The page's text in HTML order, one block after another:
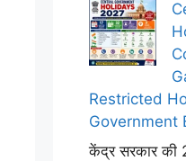
Restricted
Government
केंद्र सरकार की